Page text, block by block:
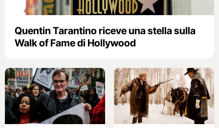
Quentin Tarantino riceve una stella sulla
Walk of Fame di Hollywood